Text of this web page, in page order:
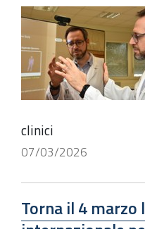
clinici
07/03/2026
Torna il 4 marzo